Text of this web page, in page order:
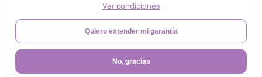
Ver condiciones
Quiero extender mi garantía
No, gracias